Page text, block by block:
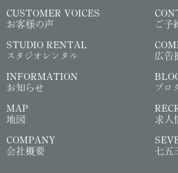
CUSTOMER VOICES
お客様の声
ご予
STUDIO RENTAL
スタジオレンタル
広告
INFORMATION
お知らせ
ブロ
MAP
地図
求人
COMPANY
会社概要
七五